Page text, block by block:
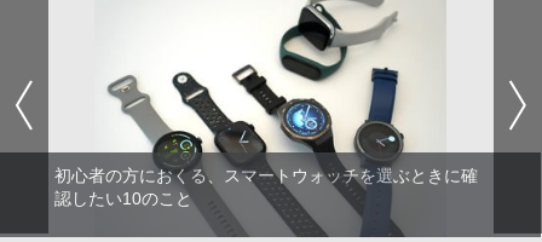
初心者の方におくる、スマートウォッチを選ぶときに確
認したい10のこと